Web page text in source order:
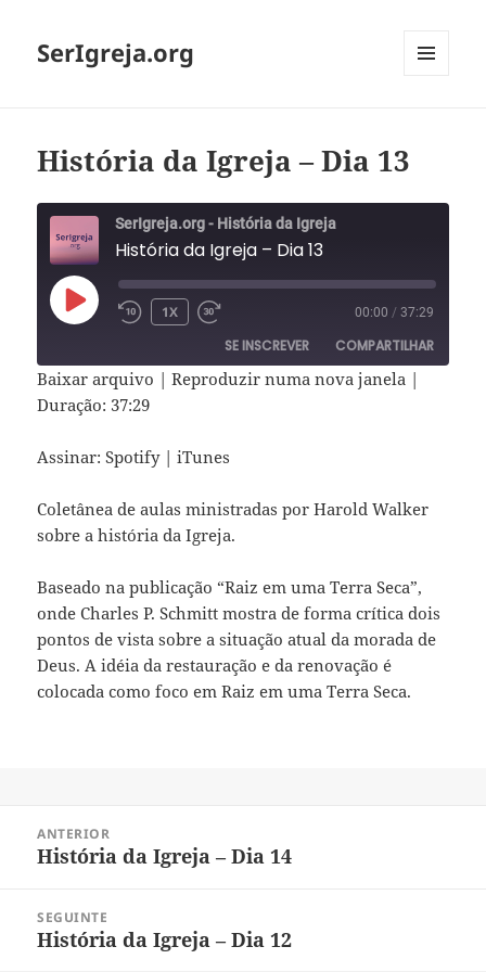
SerIgreja.org
História da Igreja – Dia 13
SerIgreja.org - História da Igreja
História da Igreja – Dia 13
REPRODUZIR
EPISÓDIO
1X 00:00 / 37:29
SE INSCREVER COMPARTILHAR
Spotify
FEED RSS
COMPAR
TILHAR
LINK
RAR
Baixar arquivo |Reproduzir numa nova janela |
Duração: 37:29
Assinar:Spotify|iTunes
Coletânea de aulas ministradas por Harold Walker
sobre a história da Igreja.
Baseado na publicação “Raiz em uma Terra Seca”,
onde Charles P. Schmitt mostra de forma crítica dois
pontos de vista sobre a situação atual da morada de
Deus. A idéia da restauração e da renovação é
colocada como foco em Raiz em uma Terra Seca.
ANTERIOR
Post
História da Igreja – Dia 14
SEGUINTE
Próximo
História da Igreja – Dia 12